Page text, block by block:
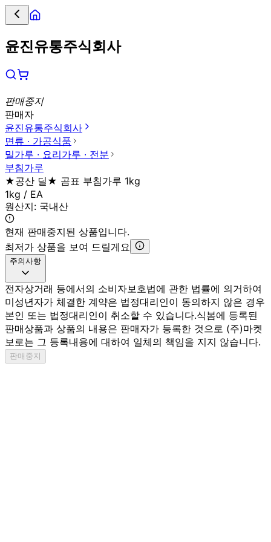
윤진유통주식회사
판매중지
판매자
윤진유통주식회사
면류 ∙ 가공식품
밀가루 ∙ 요리가루 ∙ 전분
부침가루
★공산 딜★ 곰표 부침가루 1kg
1kg / EA
원산지: 국내산
현재 판매중지된 상품입니다.
최저가 상품을 보여 드릴게요
주의사항
전자상거래 등에서의 소비자보호법에 관한 법률에 의거하여
미성년자가 체결한 계약은 법정대리인이 동의하지 않은 경우
본인 또는 법정대리인이 취소할 수 있습니다.식봄에 등록된
판매상품과 상품의 내용은 판매자가 등록한 것으로 (주)마켓
보로는 그 등록내용에 대하여 일체의 책임을 지지 않습니다.
판매중지